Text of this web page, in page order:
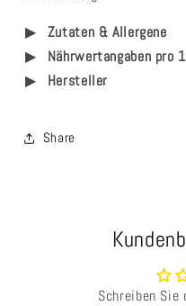
Zutaten & Allergene
Nährwertangaben pro
Hersteller
Share
Schreiben